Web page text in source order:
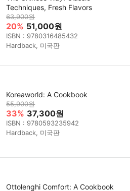
Techniques, Fresh Flavors
63,900원
20% 51,000원
ISBN : 9780316485432
Hardback, 미국판
Koreaworld: A Cookbook
55,900원
33% 37,300원
ISBN : 9780593235942
Hardback, 미국판
Ottolenghi Comfort: A Cookbook